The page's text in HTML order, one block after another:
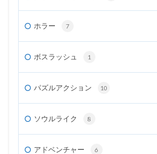
ホラー 7
ボスラッシュ 1
パズルアクション 10
ソウルライク 8
アドベンチャー 6